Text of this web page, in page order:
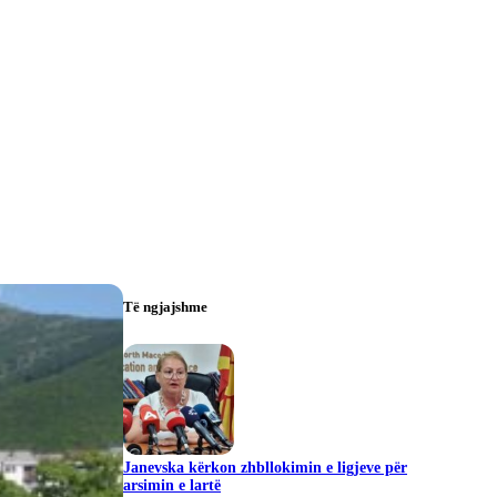
Të ngjajshme
Janevska kërkon zhbllokimin e ligjeve për
arsimin e lartë